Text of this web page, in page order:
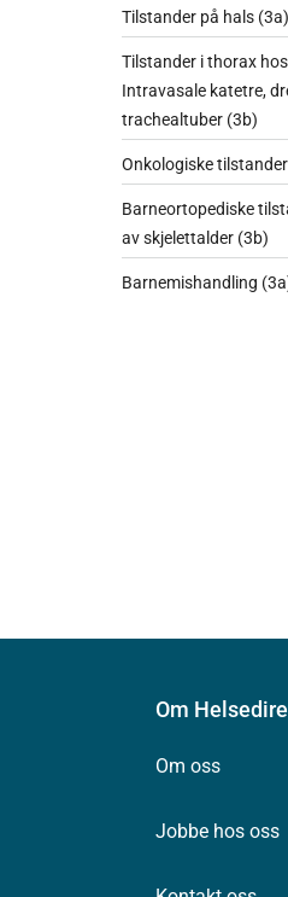
Tilstander på hals (3a)
Tilstander i thorax
Intravasale katetre,
trachealtuber (3b)
Onkologiske
Barneortopediske
av skjelettalder (3b)
Barnemishandling
Om
Om oss
Jobbe hos oss